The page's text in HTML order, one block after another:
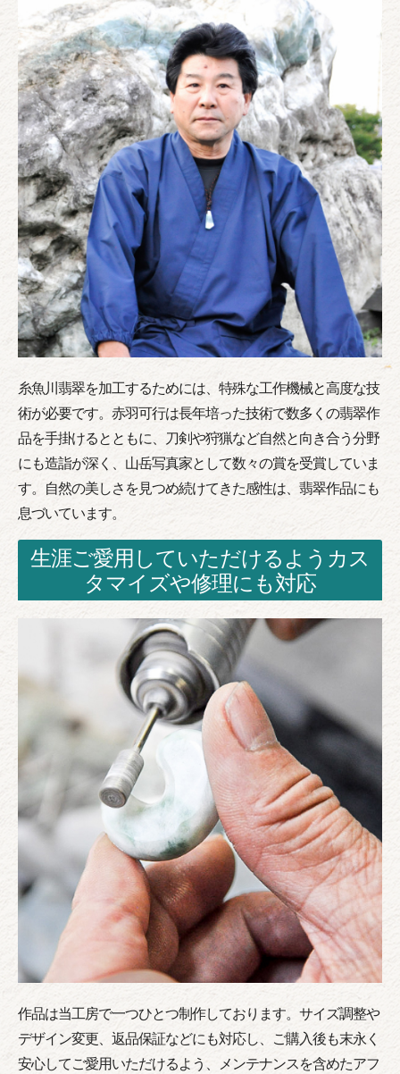
糸魚川翡翠を加工するためには、特殊な工作機械と高度な技
術が必要です。赤羽可行は長年培った技術で数多くの翡翠作
品を手掛けるとともに、刀剣や狩猟など自然と向き合う分野
にも造詣が深く、山岳写真家として数々の賞を受賞していま
す。自然の美しさを見つめ続けてきた感性は、翡翠作品にも
息づいています。
生涯ご愛用していただけるようカス
タマイズや修理にも対応
作品は当工房で一つひとつ制作しております。サイズ調整や
デザイン変更、返品保証などにも対応し、ご購入後も末永く
安心してご愛用いただけるよう、メンテナンスを含めたアフ